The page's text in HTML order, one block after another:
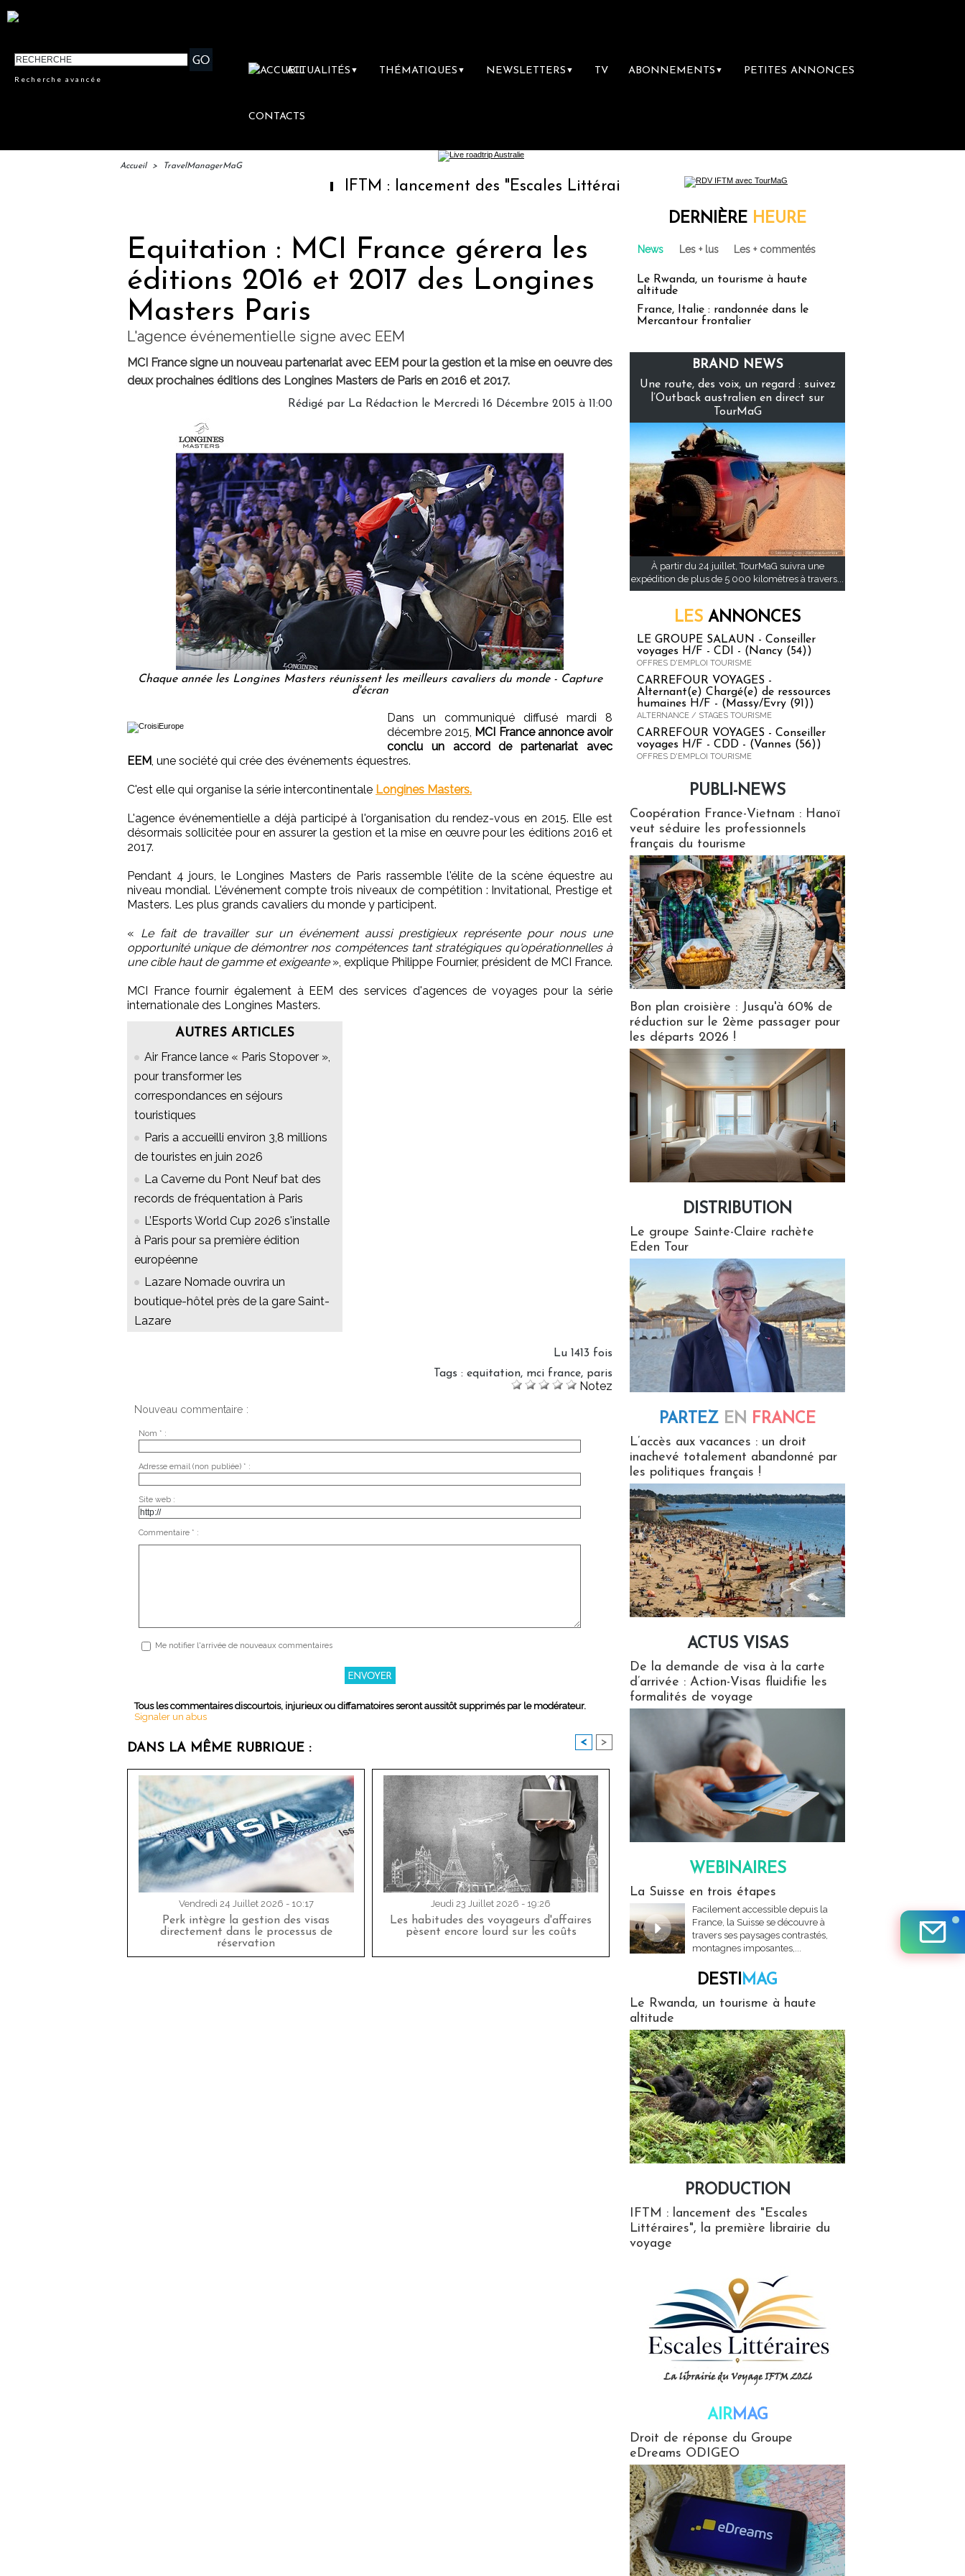
Recherche avancée
ACTUALITÉS ▼ THÉMATIQUES ▼ NEWSLETTERS ▼ TV ABONNEMENTS ▼ PETITES ANNONCES
CONTACTS
Accueil > TravelManagerMaG
IFTM : lancement des "Escales Littéraires", la première librairie du voyage
Equitation : MCI France gérera les
éditions 2016 et 2017 des Longines
Masters Paris
L'agence événementielle signe avec EEM
MCI France signe un nouveau partenariat avec EEM pour la gestion et la mise en oeuvre des
deux prochaines éditions des Longines Masters de Paris en 2016 et 2017.
Rédigé par La Rédaction le Mercredi 16 Décembre 2015 à 11:00
Chaque année les Longines Masters réunissent les meilleurs cavaliers du monde - Capture
d'écran
Dans un communiqué diffusé mardi 8
décembre 2015, MCI France annonce avoir
conclu un accord de partenariat avec
EEM, une société qui crée des événements équestres.
C'est elle qui organise la série intercontinentale Longines Masters.
L'agence événementielle a déjà participé à l'organisation du rendez-vous en 2015. Elle est
désormais sollicitée pour en assurer la gestion et la mise en œuvre pour les éditions 2016 et
2017.
Pendant 4 jours, le Longines Masters de Paris rassemble l'élite de la scène équestre au
niveau mondial. L'événement compte trois niveaux de compétition : Invitational, Prestige et
Masters. Les plus grands cavaliers du monde y participent.
« Le fait de travailler sur un événement aussi prestigieux représente pour nous une
opportunité unique de démontrer nos compétences tant stratégiques qu'opérationnelles à
une cible haut de gamme et exigeante», explique Philippe Fournier, président de MCI France.
MCI France fournir également à EEM des services d'agences de voyages pour la série
internationale des Longines Masters.
AUTRES ARTICLES
Air France lance « Paris Stopover »,
pour transformer les
correspondances en séjours
touristiques
Paris a accueilli environ 3,8 millions
de touristes en juin 2026
La Caverne du Pont Neuf bat des
records de fréquentation à Paris
L’Esports World Cup 2026 s'installe
à Paris pour sa première édition
européenne
Lazare Nomade ouvrira un
boutique-hôtel près de la gare Saint-
Lazare
Lu 1413 fois
Tags : equitation, mci france, paris
Notez
Nouveau commentaire :
Nom * :
Adresse email (non publiée) * :
Site web :
Commentaire * :
Me notifier l'arrivée de nouveaux commentaires
Tous les commentaires discourtois, injurieux ou diffamatoires seront aussitôt supprimés par le modérateur.
Signaler un abus
DANS LA MÊME RUBRIQUE : < >
Vendredi 24 Juillet 2026 - 10:17
Perk intègre la gestion des visas
directement dans le processus de
réservation
Jeudi 23 Juillet 2026 - 19:26
Les habitudes des voyageurs d'affaires
pèsent encore lourd sur les coûts
DERNIÈRE HEURE
News Les + lus Les + commentés
Le Rwanda, un tourisme à haute
altitude
France, Italie : randonnée dans le
Mercantour frontalier
BRAND NEWS
Une route, des voix, un regard : suivez
l’Outback australien en direct sur
TourMaG
À partir du 24 juillet, TourMaG suivra une
expédition de plus de 5 000 kilomètres à travers...
LES ANNONCES
LE GROUPE SALAUN - Conseiller
voyages H/F - CDI - (Nancy (54))
OFFRES D'EMPLOI TOURISME
CARREFOUR VOYAGES -
Alternant(e) Chargé(e) de ressources
humaines H/F - (Massy/Evry (91))
ALTERNANCE / STAGES TOURISME
CARREFOUR VOYAGES - Conseiller
voyages H/F - CDD - (Vannes (56))
OFFRES D'EMPLOI TOURISME
PUBLI-NEWS
Coopération France-Vietnam : Hanoï
veut séduire les professionnels
français du tourisme
Bon plan croisière : Jusqu'à 60% de
réduction sur le 2ème passager pour
les départs 2026 !
DISTRIBUTION
Le groupe Sainte-Claire rachète
Eden Tour
PARTEZ EN FRANCE
L’accès aux vacances : un droit
inachevé totalement abandonné par
les politiques français !
ACTUS VISAS
De la demande de visa à la carte
d’arrivée : Action-Visas fluidifie les
formalités de voyage
WEBINAIRES
La Suisse en trois étapes
Facilement accessible depuis la
France, la Suisse se découvre à
travers ses paysages contrastés,
montagnes imposantes,...
DESTIMAG
Le Rwanda, un tourisme à haute
altitude
PRODUCTION
IFTM : lancement des "Escales
Littéraires", la première librairie du
voyage
AIRMAG
Droit de réponse du Groupe
eDreams ODIGEO